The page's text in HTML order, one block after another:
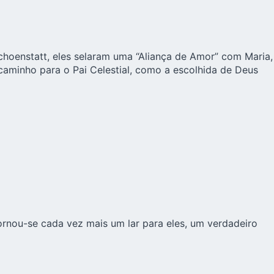
eles selaram uma “Aliança de Amor” com Maria,
para o Pai Celestial, como a escolhida de Deus
se cada vez mais um lar para eles, um verdadeiro